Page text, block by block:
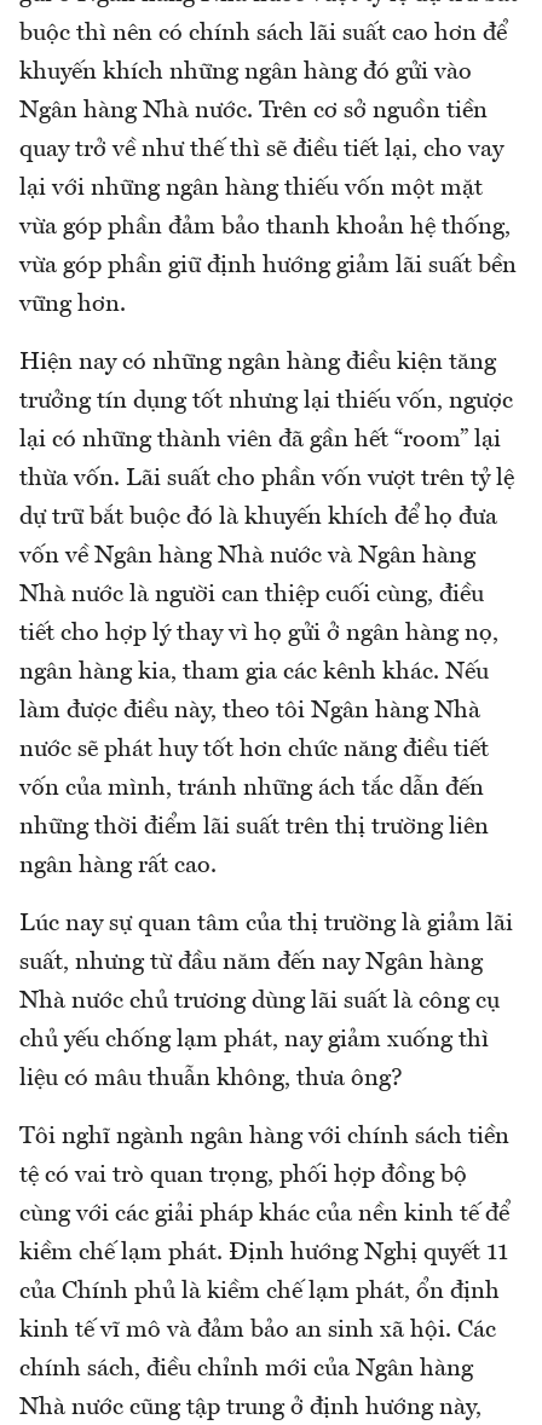
buộc thì nên có chính sách lãi suất cao hơn để
khuyến khích những ngân hàng đó gửi vào
Ngân hàng Nhà nước. Trên cơ sở nguồn tiền
quay trở về như thế thì sẽ điều tiết lại, cho vay
lại với những ngân hàng thiếu vốn một mặt
vừa góp phần đảm bảo thanh khoản hệ thống,
vừa góp phần giữ định hướng giảm lãi suất bền
vững hơn.
Hiện nay có những ngân hàng điều kiện tăng
trưởng tín dụng tốt nhưng lại thiếu vốn, ngược
lại có những thành viên đã gần hết “room” lại
thừa vốn. Lãi suất cho phần vốn vượt trên tỷ lệ
dự trữ bắt buộc đó là khuyến khích để họ đưa
vốn về Ngân hàng Nhà nước và Ngân hàng
Nhà nước là người can thiệp cuối cùng, điều
tiết cho hợp lý thay vì họ gửi ở ngân hàng nọ,
ngân hàng kia, tham gia các kênh khác. Nếu
làm được điều này, theo tôi Ngân hàng Nhà
nước sẽ phát huy tốt hơn chức năng điều tiết
vốn của mình, tránh những ách tắc dẫn đến
những thời điểm lãi suất trên thị trường liên
ngân hàng rất cao.
Lúc nay sự quan tâm của thị trường là giảm lãi
suất, nhưng từ đầu năm đến nay Ngân hàng
Nhà nước chủ trương dùng lãi suất là công cụ
chủ yếu chống lạm phát, nay giảm xuống thì
liệu có mâu thuẫn không, thưa ông?
Tôi nghĩ ngành ngân hàng với chính sách tiền
tệ có vai trò quan trọng, phối hợp đồng bộ
cùng với các giải pháp khác của nền kinh tế để
kiềm chế lạm phát. Định hướng Nghị quyết 11
của Chính phủ là kiềm chế lạm phát, ổn định
kinh tế vĩ mô và đảm bảo an sinh xã hội. Các
chính sách, điều chỉnh mới của Ngân hàng
Nhà nước cũng tập trung ở định hướng này,